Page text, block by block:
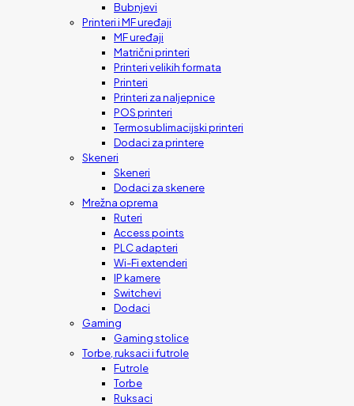
Bubnjevi
Printeri i MF uređaji
MF uređaji
Matrični printeri
Printeri velikih formata
Printeri
Printeri za naljepnice
POS printeri
Termosublimacijski printeri
Dodaci za printere
Skeneri
Skeneri
Dodaci za skenere
Mrežna oprema
Ruteri
Access points
PLC adapteri
Wi-Fi extenderi
IP kamere
Switchevi
Dodaci
Gaming
Gaming stolice
Torbe, ruksaci i futrole
Futrole
Torbe
Ruksaci